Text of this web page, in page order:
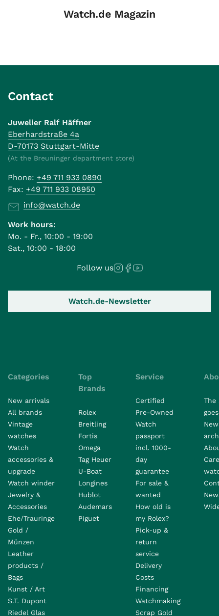
116599 12SA
Watch.de Magazin
Contact
Juwelier Ralf Häffner
Eberhardstraße 4a
D-70173 Stuttgart-Mitte
(At the Breuninger department store)
Phone: +49 711 933 0890
Fax: +49 711 933 08950
info@watch.de
Work hours:
Mo. - Fr., 10:00 - 19:00
Sat., 10:00 - 18:00
Follow us
Watch.de-Newsletter
Categories
New arrivals
All brands
Vintage
watches
Watch
accessories &
upgrade
Watch winder
Jewelry &
Accessories
Ehe/Trauringe
Gold /
Münzen
Leather
products /
Bags
Kunst / Art
S.T. Dupont
Riedel Glas
Top
Brands
Rolex
Breitling
Fortis
Omega
Tag Heuer
U-Boat
Longines
Hublot
Audemars
Piguet
Service
Certified
Pre-Owned
Watch
passport
incl. 1000-
day
guarantee
For sale &
wanted
How old is
my Rolex?
Pick-up &
return
service
Delivery
Costs
Financing
Watchmaking
Scrap Gold
The